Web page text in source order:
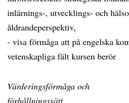
inlärnings-, utvecklings- och
åldrandeperspektiv,
- visa förmåga att på engelska
vetenskapliga fält kursen berör
Värderingsförmåga och
förhållningssätt